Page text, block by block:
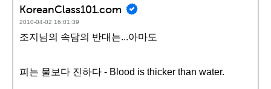
KoreanClass101.com
2010-04-02 16:01:39
조지님의 속담의 반대는...아마도
피는 물보다 진하다 - Blood is thicker than water.